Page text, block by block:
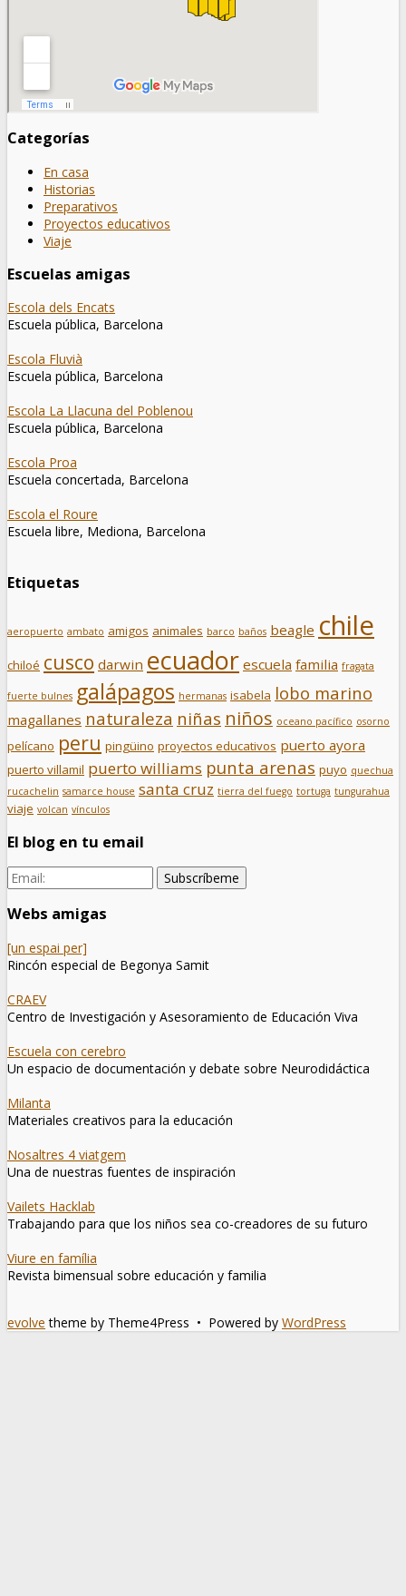
Categorías
En casa
Historias
Preparativos
Proyectos educativos
Viaje
Escuelas amigas
Escola dels Encats
Escuela pública, Barcelona
Escola Fluvià
Escuela pública, Barcelona
Escola La Llacuna del Poblenou
Escuela pública, Barcelona
Escola Proa
Escuela concertada, Barcelona
Escola el Roure
Escuela libre, Mediona, Barcelona
Etiquetas
aeropuerto ambato amigos animales barco baños beagle chile
chiloé cusco darwin ecuador escuela familia fragata
fuerte bulnes galápagos hermanas isabela lobo marino
magallanes naturaleza niñas niños oceano pacífico osorno
pelícano peru pingüino proyectos educativos puerto ayora
puerto villamil puerto williams punta arenas puyo quechua
rucachelin samarce house santa cruz tierra del fuego tortuga tungurahua
viaje volcan vínculos
El blog en tu email
Webs amigas
[un espai per]
Rincón especial de Begonya Samit
CRAEV
Centro de Investigación y Asesoramiento de Educación Viva
Escuela con cerebro
Un espacio de documentación y debate sobre Neurodidáctica
Milanta
Materiales creativos para la educación
Nosaltres 4 viatgem
Una de nuestras fuentes de inspiración
Vailets Hacklab
Trabajando para que los niños sea co-creadores de su futuro
Viure en família
Revista bimensual sobre educación y familia
evolve theme by Theme4Press • Powered by WordPress